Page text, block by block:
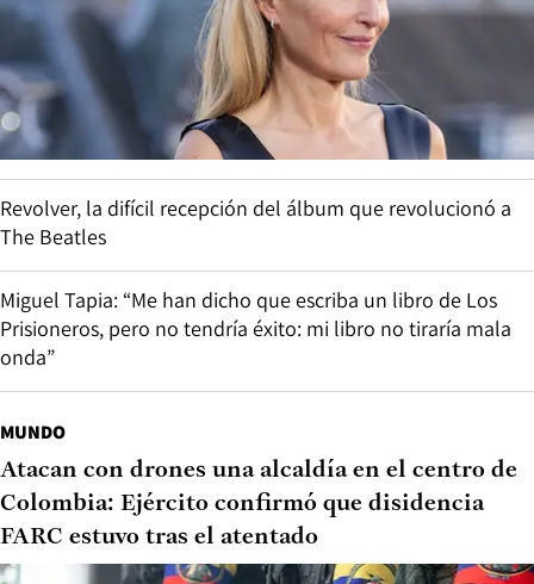
Revolver, la difícil recepción del álbum que revolucionó a
The Beatles
Miguel Tapia: “Me han dicho que escriba un libro de Los
Prisioneros, pero no tendría éxito: mi libro no tiraría mala
onda”
MUNDO
Atacan con drones una alcaldía en el centro de
Colombia: Ejército confirmó que disidencia
FARC estuvo tras el atentado